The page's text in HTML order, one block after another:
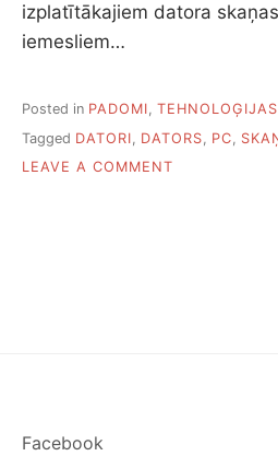
izplatītākajiem datora
iemesliem…
Posted in PADOMI, TEHNOLOĢIJAS
Tagged DATORI DATORS PC
LEAVE A COMMENT
Facebook